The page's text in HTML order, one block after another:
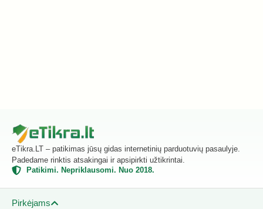
eTikra.LT – patikimas jūsų gidas internetinių parduotuvių pasaulyje.
Padedame rinktis atsakingai ir apsipirkti užtikrintai.
Patikimi. Nepriklausomi. Nuo 2018.
Pirkėjams